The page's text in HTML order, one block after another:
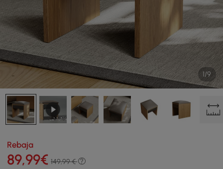
1/9
Rebaja
89,99€ 149,99 €